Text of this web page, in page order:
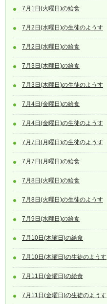
7月1日(火曜日)の給食
7月2日(水曜日)の生徒のようす
7月2日(水曜日)の給食
7月3日(木曜日)の給食
7月3日(木曜日)の生徒のようす
7月4日(金曜日)の給食
7月4日(金曜日)の生徒のようす
7月7日(月曜日)の生徒のようす
7月7日(月曜日)の給食
7月8日(火曜日)の給食
7月8日(火曜日)の生徒のようす
7月9日(水曜日)の給食
7月10日(木曜日)の給食
7月10日(木曜日)の生徒のようす
7月11日(金曜日)の給食
7月11日(金曜日)の生徒のようす